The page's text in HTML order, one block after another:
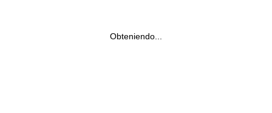
Obteniendo...